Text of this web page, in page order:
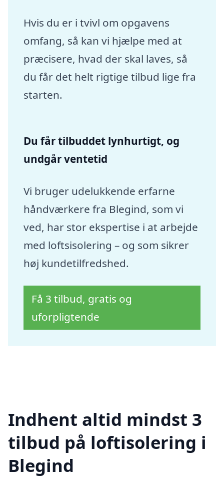
Hvis du er i tvivl om opgavens
omfang, så kan vi hjælpe med at
præcisere, hvad der skal laves, så
du får det helt rigtige tilbud lige fra
starten.
Du får tilbuddet lynhurtigt, og
undgår ventetid
Vi bruger udelukkende erfarne
håndværkere fra Blegind, som vi
ved, har stor ekspertise i at arbejde
med loftsisolering – og som sikrer
høj kundetilfredshed.
Få 3 tilbud, gratis og
uforpligtende
Indhent altid mindst 3
tilbud på loftisolering i
Blegind